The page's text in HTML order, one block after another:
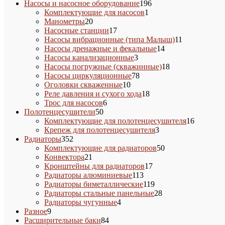
товара
Насосы и насосное оборудование196196
Комплектующие для насосов1
Манометры2020
товаров
Насосные станции1717
товаров
Насосы вибрационные (типа Малыш)11
Насосы дренажные и фекальные1414
Насосы канализационные33
товара
Насосы погружные (скважинные)1818
Насосы циркуляционные7878
Оголовки скваженные1010
товаров
Реле давления и сухого хода1818
Трос для насосов66
Полотенцесушители5050
товаров
Комплектующие для полотенцесушителя1616
Крепеж для полотенцесушителя33
Радиаторы352
товара
Комплектующие для радиаторов5050
Конвектора21
товар
Кронштейны для радиаторов1717
Радиаторы алюминиевые113113
товаров
Радиаторы биметаллические119119
товаров
Радиаторы стальные панельные2828
Радиаторы чугунные44
Разное99
товаров
Расширительные баки8484